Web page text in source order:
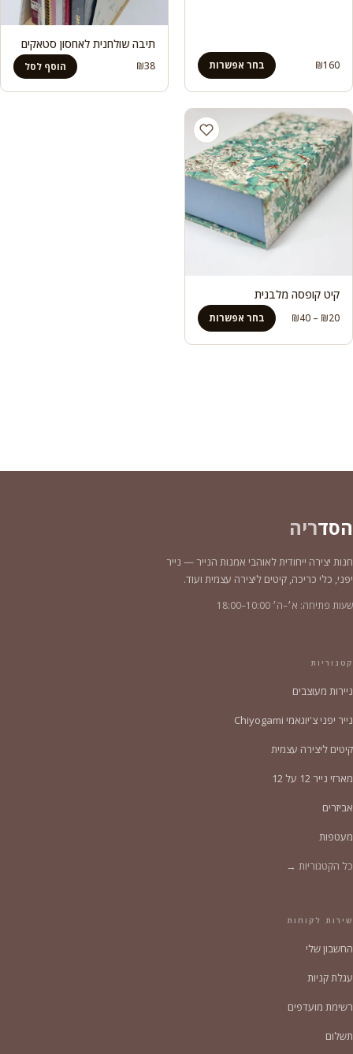
₪160 בחר אפשרות
תיבה שולחנית לאחסון סטאקים
₪38 הוסף לסל
קיט קופסה מלבנית
₪20
–
₪40
מחירים:
בחר אפשרות
הסדריה
חנות יצירה ייחודית לאוהבי אמנות הנייר — נייר
יפני, כלי כריכה, קיטים ליצירה עצמית ועוד.
שעות פתיחה: א׳–ה׳ 10:00–18:00
קטגוריות
ניירות מעוצבים
נייר יפני צ'יוגאמי Chiyogami
קיטים ליצירה עצמית
מארזי נייר 12 על 12
אביזרים
מעטפות
כל הקטגוריות →
שירות לקוחות
החשבון שלי
עגלת קניות
רשימת מועדפים
תשלום